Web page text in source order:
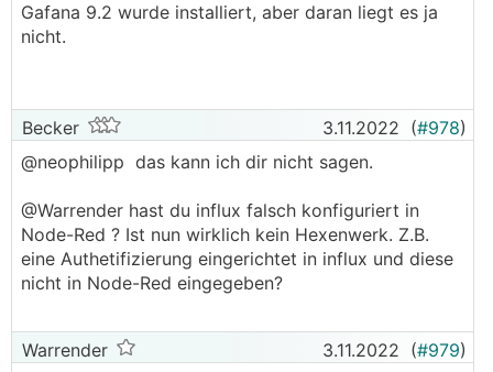
Gafana 9.2 wurde installiert, aber daran liegt es ja
nicht.
Becker 3.11.2022 (#978)
@neophilipp das kann ich dir nicht sagen.
@Warrender hast du influx falsch konfiguriert in
Node-Red ? Ist nun wirklich kein Hexenwerk. Z.B.
eine Authetifizierung eingerichtet in influx und diese
nicht in Node-Red eingegeben?
Warrender 3.11.2022 (#979)